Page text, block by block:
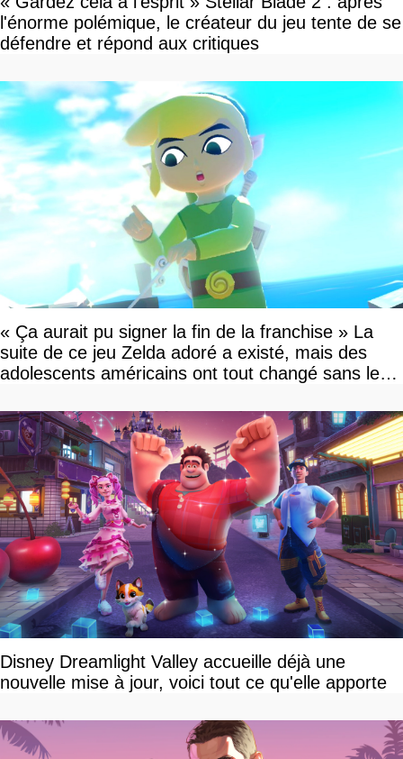
l'énorme polémique, le créateur du jeu tente de se
défendre et répond aux critiques
« Ça aurait pu signer la fin de la franchise » La
suite de ce jeu Zelda adoré a existé, mais des
adolescents américains ont tout changé sans le
Disney Dreamlight Valley accueille déjà une
nouvelle mise à jour, voici tout ce qu'elle apporte